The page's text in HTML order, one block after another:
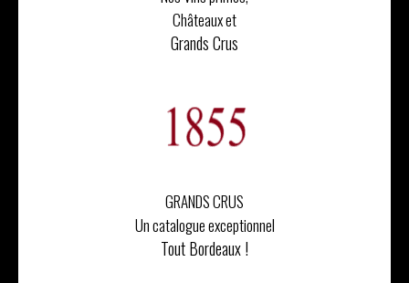
Châteaux et
Grands Crus
GRANDS CRUS
Un catalogue exceptionnel
Tout Bordeaux !